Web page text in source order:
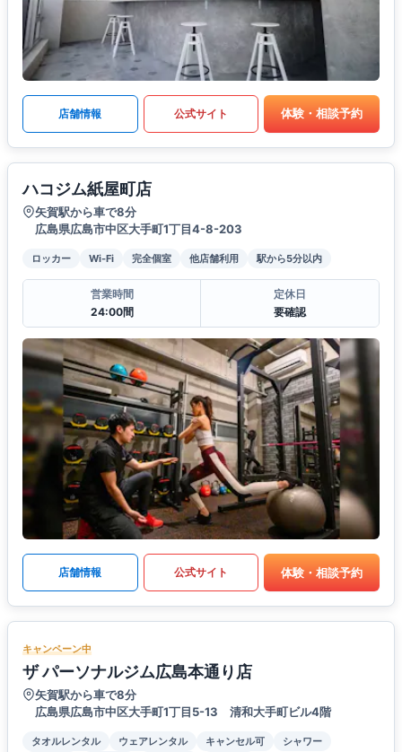
店舗情報 公式サイト 体験・相談予約
ハコジム紙屋町店
矢賀駅から車で8分
広島県広島市中区大手町1丁目4-8-203
ロッカー Wi-Fi 完全個室 他店舗利用 駅から5分以内
営業時間
24:00間
定休日
要確認
店舗情報 公式サイト 体験・相談予約
キャンペーン中
ザ パーソナルジム広島本通り店
矢賀駅から車で8分
広島県広島市中区大手町1丁目5-13 清和大手町ビル4階
タオルレンタル ウェアレンタル キャンセル可 シャワー